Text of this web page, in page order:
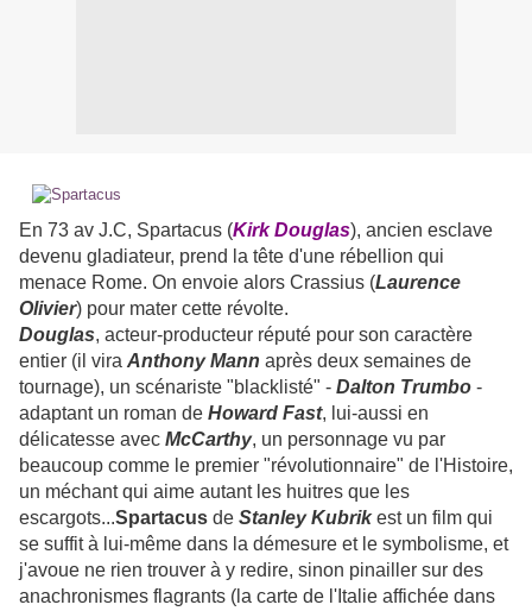
En 73 av J.C, Spartacus (Kirk Douglas), ancien esclave
devenu gladiateur, prend la tête d'une rébellion qui
menace Rome. On envoie alors Crassius (Laurence
Olivier) pour mater cette révolte.
Douglas, acteur-producteur réputé pour son caractère
entier (il vira Anthony Mann après deux semaines de
tournage), un scénariste "blacklisté" - Dalton Trumbo -
adaptant un roman de Howard Fast, lui-aussi en
délicatesse avec McCarthy, un personnage vu par
beaucoup comme le premier "révolutionnaire" de l'Histoire,
un méchant qui aime autant les huitres que les
escargots...Spartacus de Stanley Kubrikest un film qui
se suffit à lui-même dans la démesure et le symbolisme, et
j'avoue ne rien trouver à y redire, sinon pinailler sur des
anachronismes flagrants (la carte de l'Italie affichée dans